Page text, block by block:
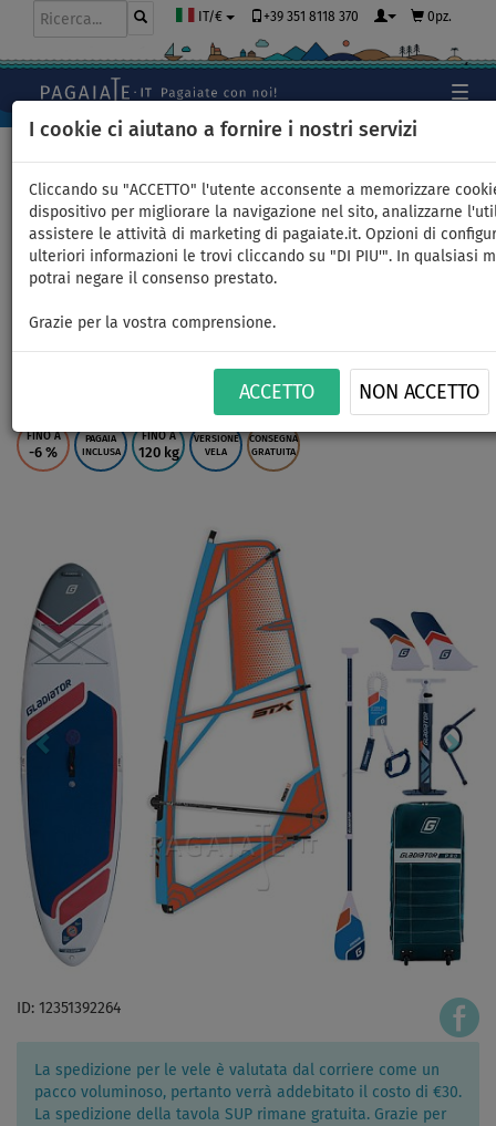
I cookie ci aiutano a fornire i nostri servizi
Cliccando su "ACCETTO" l'utente acconsente a memorizzare
dispositivo per migliorare la navigazione nel sito, analizzarne
assistere le attività di marketing di pagaiate.it. Opzioni di
ulteriori informazioni le trovi cliccando su "DI PIU'". In qualsiasi
potrai negare il consenso prestato.
Grazie per la vostra comprensione.
ACCETTO NON ACCETTO
IT/€ +39 351 8118 370 0pz.
SUP GLADIATOR WindSUP 10'7
modello 2026 completo di
vela 2026 - SUP gonfiabile,
WindSUP - superficie: 4,0m
FINO A
-6 %
PAGAIA
INCLUSA
FINO A
120 kg
VERSIONE
VELA
CONSEGNA
GRATUITA
ID: 12351392264
La spedizione per le vele è valutata dal corriere come un
pacco voluminoso, pertanto verrà addebitato il costo di €30.
La spedizione della tavola SUP rimane gratuita. Grazie per